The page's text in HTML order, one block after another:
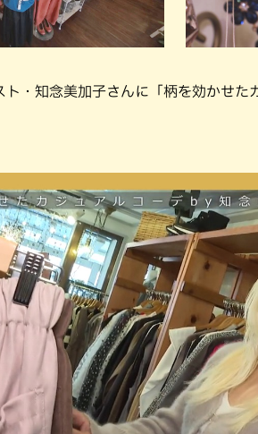
・知念美加子さんに「柄を効かせた